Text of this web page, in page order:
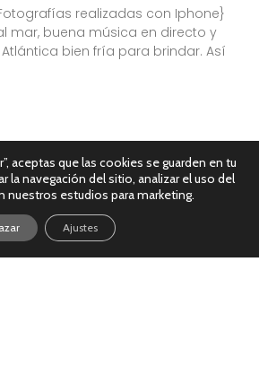
realizadas con Iphone}
mar, buena música en directo y
bien fría para brindar. Así
aceptas que las cookies se guarden en tu
la navegación del sitio, analizar el uso del
nuestros estudios para marketing.
Ajustes